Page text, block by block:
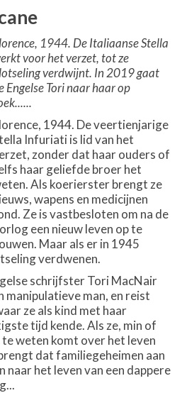
1944. De Italiaanse Stella
voor het verzet, tot ze
verdwijnt. In 2019 gaat
Engelse Tori naar haar op
1944. De veertienjarige
Infuriati is lid van het
zonder dat haar ouders of
haar geliefde broer het
Als koerierster brengt ze
wapens en medicijnen
Ze is vastbesloten om na de
een nieuw leven op te
Maar als er in 1945
verdwenen.
schrijfster Tori MacNair
manipulatieve man, en reist
ze als kind met haar
tijd kende. Als ze, min of
weten komt over het leven
dat familiegeheimen aan
het leven van een dappere